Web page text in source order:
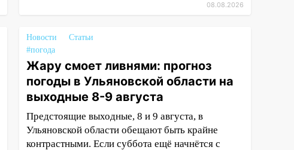
08.08.2026
Новости
Статьи
#погода
Жару смоет ливнями: прогноз
погоды в Ульяновской области на
выходные 8-9 августа
Предстоящие выходные, 8 и 9 августа, в
Ульяновской области обещают быть крайне
контрастными. Если суббота ещё начнётся с